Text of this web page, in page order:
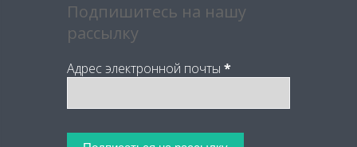
Подпишитесь на нашу
рассылку
Адрес электронной почты *